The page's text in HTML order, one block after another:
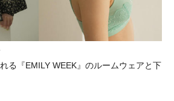
る『EMILY WEEK』のルームウェアと下